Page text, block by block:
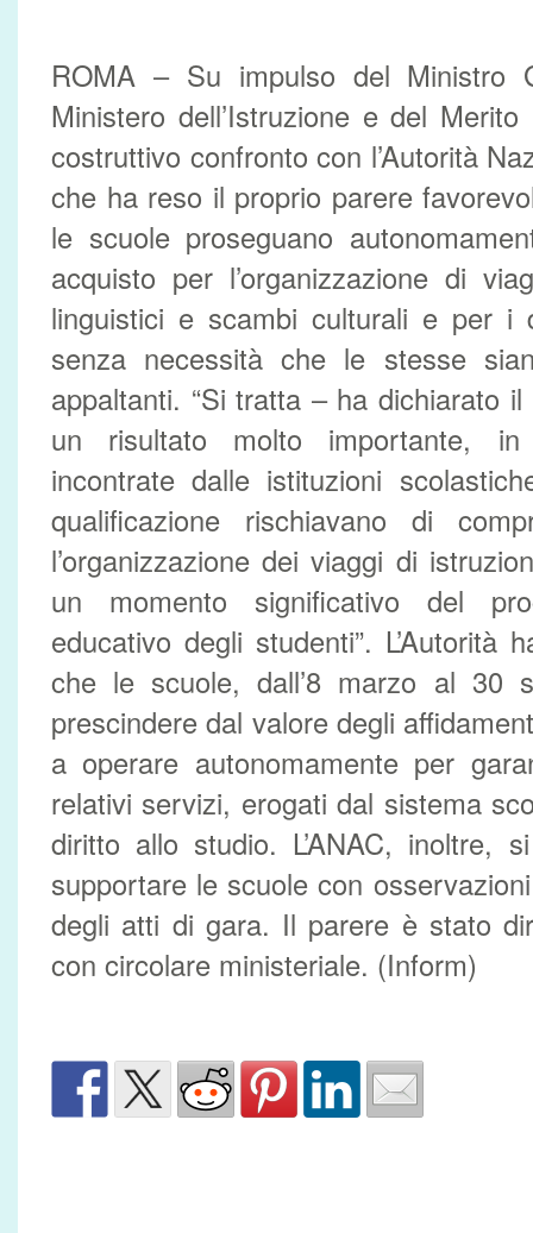
ROMA – Su impulso del Ministro
Ministero dell’Istruzione e del
costruttivo confronto con l’Autorità
che ha reso il proprio parere
le scuole proseguano
acquisto per l’organizzazione di
linguistici e scambi culturali e per i
senza necessità che le stesse
appaltanti. “Si tratta – ha dichiarato
un risultato molto importante,
incontrate dalle istituzioni
qualificazione rischiavano di
l’organizzazione dei viaggi di
un momento significativo del
educativo degli studenti”. L’Autorità
che le scuole, dall’8 marzo al 30
prescindere dal valore degli
a operare autonomamente per
relativi servizi, erogati dal sistema
diritto allo studio. L’ANAC, inoltre,
supportare le scuole con
degli atti di gara. Il parere è stato
con circolare ministeriale. (Inform)